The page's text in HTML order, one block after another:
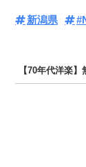
新潟県
【70年代洋楽